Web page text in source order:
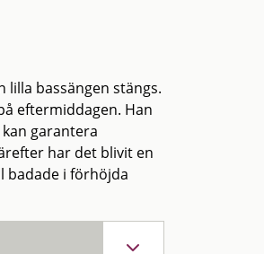
bassängen stängs.
eftermiddagen. Han
garantera
har det blivit en
badade i förhöjda